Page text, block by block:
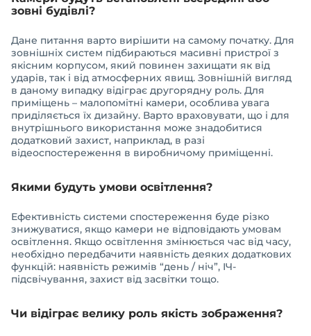
зовні будівлі?
Дане питання варто вирішити на самому початку. Для
зовнішніх систем підбираються масивні пристрої з
якісним корпусом, який повинен захищати як від
ударів, так і від атмосферних явищ. Зовнішній вигляд
в даному випадку відіграє другорядну роль. Для
приміщень – малопомітні камери, особлива увага
приділяється їх дизайну. Варто враховувати, що і для
внутрішнього використання може знадобитися
додатковий захист, наприклад, в разі
відеоспостереження в виробничому приміщенні.
Якими будуть умови освітлення?
Ефективність системи спостереження буде різко
знижуватися, якщо камери не відповідають умовам
освітлення. Якщо освітлення змінюється час від часу,
необхідно передбачити наявність деяких додаткових
функцій: наявність режимів “день / ніч”, ІЧ-
підсвічування, захист від засвітки тощо.
Чи відіграє велику роль якість зображення?